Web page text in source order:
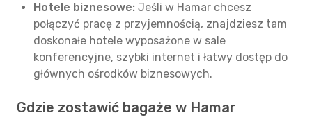
Hotele biznesowe: Jeśli w Hamar chcesz
połączyć pracę z przyjemnością, znajdziesz tam
doskonałe hotele wyposażone w sale
konferencyjne, szybki internet i łatwy dostęp do
głównych ośrodków biznesowych.
Gdzie zostawić bagaże w Hamar